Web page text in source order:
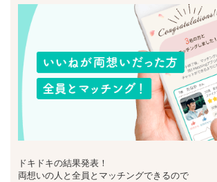
ドキドキの結果発表！
両想いの人と全員とマッチングできるので